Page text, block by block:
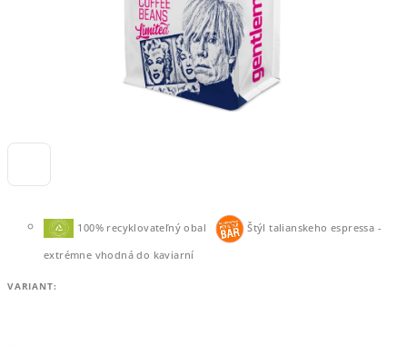
100% recyklovateľný obal Štýl talianskeho espressa -
extrémne vhodná do kaviarní
VARIANT: